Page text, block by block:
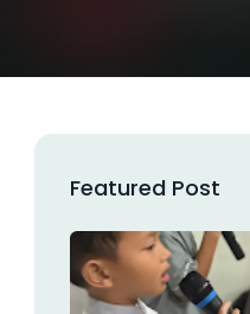
Featured Post